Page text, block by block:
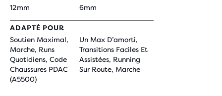
12mm
6mm
ADAPTÉ POUR
Soutien Maximal,
Marche, Runs
Quotidiens, Code
Chaussures PDAC
(A5500)
Un Max D’amorti,
Transitions Faciles Et
Assistées, Running
Sur Route, Marche